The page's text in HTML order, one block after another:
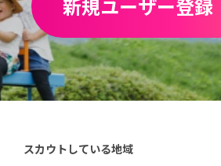
新規ユーザー登録
スカウトしている地域